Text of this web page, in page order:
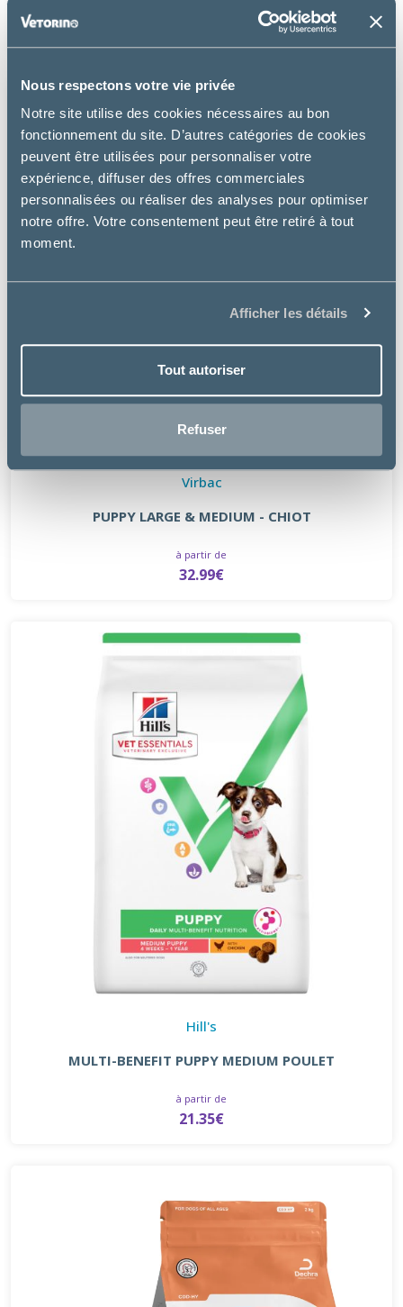
Nous respectons votre vie privée
Notre site utilise des cookies nécessaires au bon
fonctionnement du site. D’autres catégories de cookies
peuvent être utilisées pour personnaliser votre
expérience, diffuser des offres commerciales
personnalisées ou réaliser des analyses pour optimiser
notre offre. Votre consentement peut être retiré à tout
moment.
Afficher les détails
Tout autoriser
Refuser
Virbac
PUPPY LARGE & MEDIUM - CHIOT
à partir de
32.99€
Hill's
MULTI-BENEFIT PUPPY MEDIUM POULET
à partir de
21.35€